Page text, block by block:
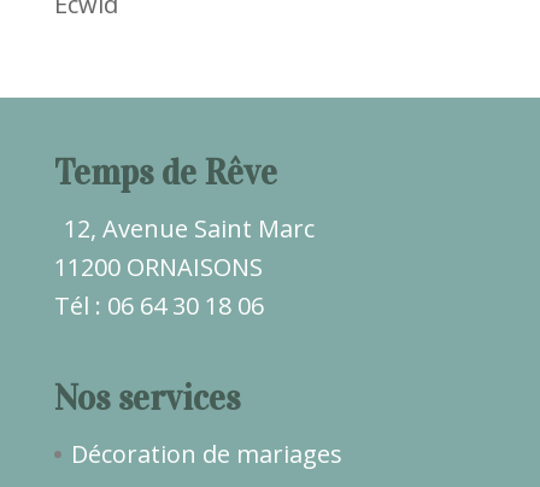
Temps de Rêve
12, Avenue Saint Marc
11200 ORNAISONS
Tél : 06 64 30 18 06
Nos services
Décoration de mariages